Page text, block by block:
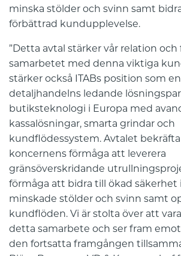
minska stölder och svinn samt
förbättrad kundupplevelse.
”Detta avtal stärker vår relation
samarbetet med denna viktiga
stärker också ITABs position som
detaljhandelns ledande
butiksteknologi i Europa med
kassalösningar, smarta grindar och
kundflödessystem. Avtalet
koncernens förmåga att leverera
gränsöverskridande
förmåga att bidra till ökad säkerhet
minskade stölder och svinn samt
kundflöden. Vi är stolta över att
detta samarbete och ser fram
den fortsatta framgången